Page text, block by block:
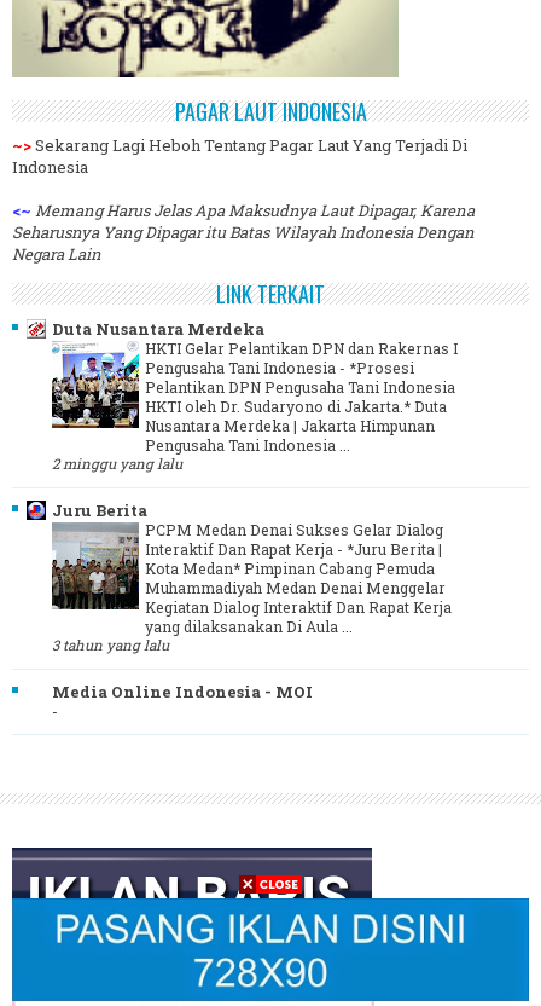
PAGAR LAUT INDONESIA
~>Sekarang Lagi Heboh Tentang Pagar Laut Yang Terjadi Di
Indonesia
<~ Memang Harus Jelas Apa Maksudnya Laut Dipagar, Karena
Seharusnya Yang Dipagar itu Batas Wilayah Indonesia Dengan
Negara Lain
LINK TERKAIT
Duta Nusantara Merdeka
HKTI Gelar Pelantikan DPN dan Rakernas I
Pengusaha Tani Indonesia - *Prosesi
Pelantikan DPN Pengusaha Tani Indonesia
HKTI oleh Dr. Sudaryono di Jakarta.* Duta
Nusantara Merdeka | Jakarta Himpunan
Pengusaha Tani Indonesia ...
2 minggu yang lalu
Juru Berita
PCPM Medan Denai Sukses Gelar Dialog
Interaktif Dan Rapat Kerja - *Juru Berita |
Kota Medan* Pimpinan Cabang Pemuda
Muhammadiyah Medan Denai Menggelar
Kegiatan Dialog Interaktif Dan Rapat Kerja
yang dilaksanakan Di Aula ...
3 tahun yang lalu
Media Online Indonesia - MOI
-